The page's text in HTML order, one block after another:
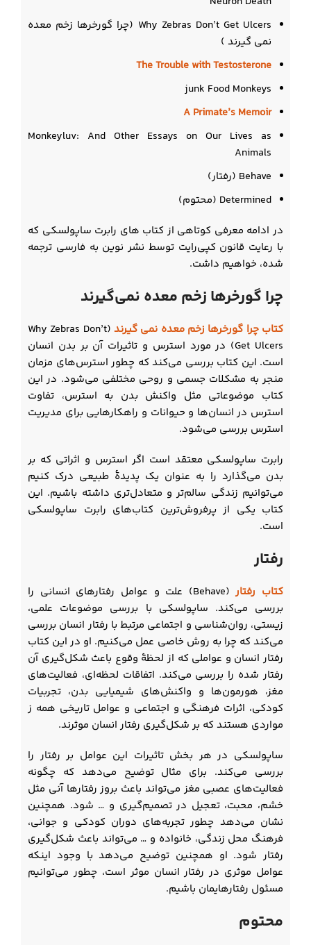
Why Zebras Don’t Get Ulcers (چرا گورخرها زخم معده
نمی گیرند )
The Trouble with Testosterone
junk Food Monkeys
A Primate’s Memoir
Monkeyluv: And Other Essays on Our Lives as
Animals
Behave (رفتار)
Determined (محتوم)
در ادامه معرفی کوتاهی از کتاب های رابرت ساپولسکی که
با رعایت قانون کپی‌رایت توسط نشر نوین به فارسی ترجمه
شده، خواهیم داشت.
چرا گورخرها زخم معده نمی‌گیرند
کتاب چرا گورخرها زخم معده نمی گیرند (Why Zebras Don’t
Get Ulcers) در مورد استرس و تاثیرات آن بر بدن انسان
است. این کتاب بررسی می‌کند که چطور استرس‌های مزمان
منجر به مشکلات جسمی و روحی مختلفی می‌شود. در این
کتاب موضوعاتی مثل واکنش بدن به استرس، تفاوت
استرس در انسان‌ها و حیوانات و راهکارهایی برای مدیریت
استرس بررسی می‌شود.
رابرت ساپولسکی معتقد است اگر استرس و اثراتی که بر
بدن می‌گذارد را به عنوان یک پدیدۀ طبیعی درک کنیم
می‌توانیم زندگی سالم‌تر و متعادل‌تری داشته باشیم. این
کتاب یکی از پرفروش‌ترین کتاب‌های رابرت ساپولسکی
است.
رفتار
کتاب رفتار
(Behave) علت و عوامل رفتارهای انسانی را
بررسی می‌کند. ساپولسکی با بررسی موضوعات علمی،
زیستی، روان‌شناسی و اجتماعی مرتبط با رفتار انسان بررسی
می‌کند که چرا به روش خاصی عمل می‌کنیم. او در این کتاب
رفتار انسان و عواملی که از لحظۀ وقوع باعث شکل‌گیری آن
رفتار شده را بررسی می‌کند. اتفاقات لحظه‌ای، فعالیت‌های
مغز، هورمون‌ها و واکنش‌های شیمیایی بدن، تجربیات
کودکی، اثرات فرهنگی و اجتماعی و عوامل تاریخی همه ز
مواردی هستند که بر شکل‌گیری رفتار انسان موثرند.
ساپولسکی در هر بخش تاثیرات این عوامل بر رفتار را
بررسی می‌کند. برای مثال توضیح می‌دهد که چگونه
فعالیت‌های عصبی مغز می‌تواند باعث بروز رفتارها آنی مثل
خشم، محبت، تعجیل در تصمیم‌گیری و … شود. همچنین
نشان می‌دهد چطور تجربه‌های دوران کودکی و جوانی،
فرهنگ محل زندگی، خانواده و … می‌تواند باعث شکل‌گیری
رفتار شود. او همچنین توضیح می‌دهد با وجود اینکه
عوامل موثری در رفتار انسان موثر است، چطور می‌توانیم
مسئول رفتارهایمان باشیم.
محتوم